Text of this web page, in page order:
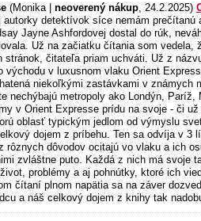
(Monika | neoverený nákup , 24.2.2025)
detektívok síce nemám prečítanú
Jayne Ashfordovej dostal do rúk,
Už na začiatku čítania som vedela,
stránok, čitateľa priam uchváti. Už z
východu v luxusnom vlaku Orient
niekoľkými zastávkami v známych
nechýbajú metropoly ako Londýn, Paríž,
v Orient Expresse prídu na svoje - či
oblasť typickým jedlom od výmyslu
dojem z príbehu. Ten sa odvíja v 3
rôznych dôvodov ocitajú vo vlaku a ich
zvláštne puto. Každá z nich má svoje
problémy a aj pohnútky, ktoré ich
čítaní plnom napätia sa na záver
a náš celkový dojem z knihy tak